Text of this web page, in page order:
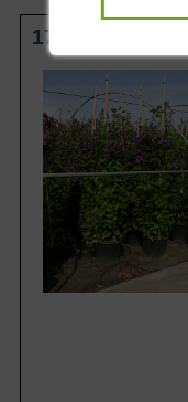
175-200 cm C20